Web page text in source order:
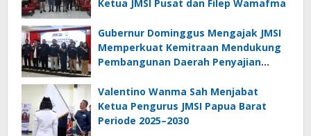
Ketua JMSI Pusat dan Filep Wamafma
Gubernur Dominggus Mengajak JMSI
Memperkuat Kemitraan Mendukung
Pembangunan Daerah Penyajian
Bertanggungjawab
Valentino Wanma Sah Menjabat
Ketua Pengurus JMSI Papua Barat
Periode 2025–2030